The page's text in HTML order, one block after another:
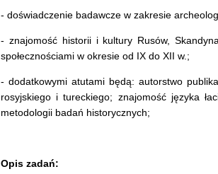
- doświadczenie badawcze w zakresie
- znajomość historii i kultury Rusów,
społecznościami w okresie od IX do XII w.;
- dodatkowymi atutami będą: autorstwo
rosyjskiego i tureckiego; znajomość języka
metodologii badań historycznych;
Opis zadań: